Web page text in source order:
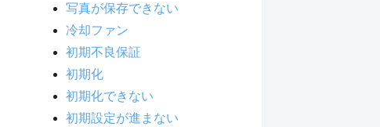
写真が保存できない
冷却ファン
初期不良保証
初期化
初期化できない
初期設定が進まない